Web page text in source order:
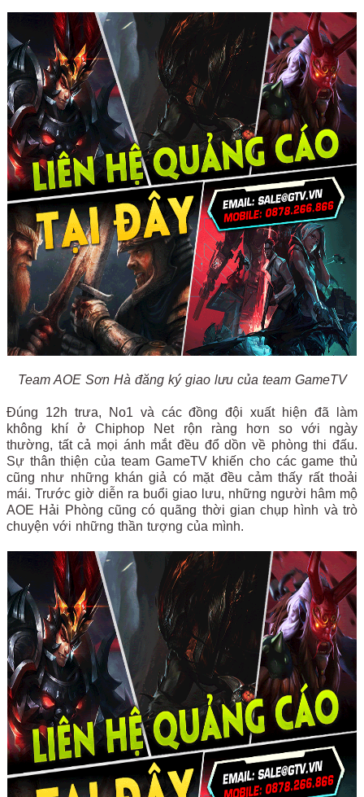
Team AOE Sơn Hà đăng ký giao lưu của team GameTV
Đúng 12h trưa, No1 và các đồng đội xuất hiện đã làm
không khí ở Chiphop Net rộn ràng hơn so với ngày
thường, tất cả mọi ánh mắt đều đổ dồn về phòng thi đấu.
Sự thân thiện của team GameTV khiến cho các game thủ
cũng như những khán giả có mặt đều cảm thấy rất thoải
mái. Trước giờ diễn ra buổi giao lưu, những người hâm mộ
AOE Hải Phòng cũng có quãng thời gian chụp hình và trò
chuyện với những thần tượng của mình.